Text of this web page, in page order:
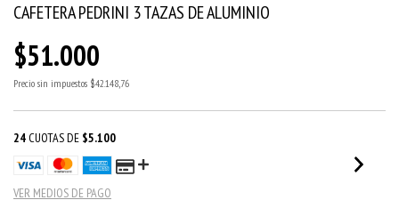
CAFETERA PEDRINI 3 TAZAS DE ALUMINIO
$51.000
Precio sin impuestos $42.148,76
24 CUOTAS DE $5.100
VER MEDIOS DE PAGO